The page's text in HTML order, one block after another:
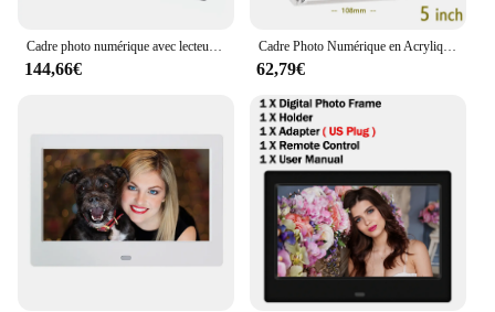
144,66€
Cadre Photo Numérique en Acrylique, 5 Pouces, Wifi, Appareil Photo Tactile, Lecteur d'Album Électronique
62,79€